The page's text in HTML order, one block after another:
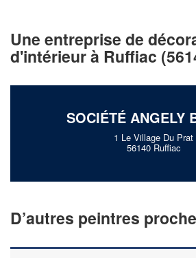
Une entreprise de
d'intérieur à Ruffiac
SOCIÉTÉ ANGELY
1 Le Village Du Prat
56140 Ruffiac
D’autres peintres
nouveaux